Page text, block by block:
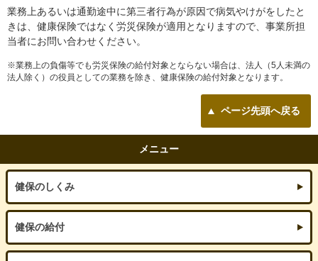
業務上あるいは通勤途中に第三者行為が原因で病気やけがをしたと
きは、健康保険ではなく労災保険が適用となりますので、事業所担
当者にお問い合わせください。
※業務上の負傷等でも労災保険の給付対象とならない場合は、法人（5人未満の
法人除く）の役員としての業務を除き、健康保険の給付対象となります。
ページ先頭へ戻る
メニュー
健保のしくみ
健保の給付